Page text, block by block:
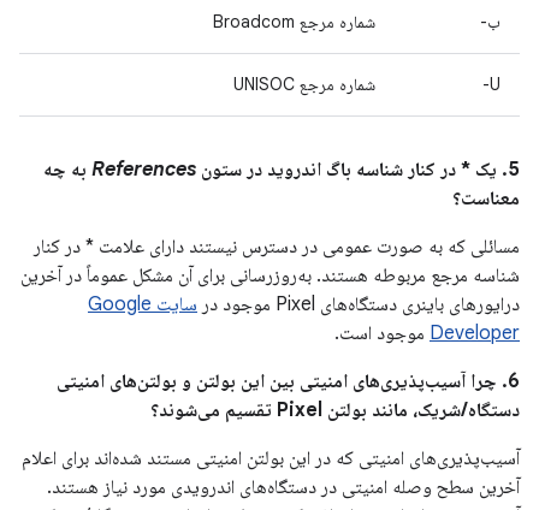
ب- شماره مرجع Broadcom
U- شماره مرجع UNISOC
5. یک * در کنار شناسه باگ اندروید در ستون References به چه
معناست؟
مسائلی که به صورت عمومی در دسترس نیستند دارای علامت * در کنار
شناسه مرجع مربوطه هستند. به‌روزرسانی برای آن مشکل عموماً در آخرین
درایورهای باینری دستگاه‌های Pixel موجود در
سایت Google
Developer موجود است.
6. چرا آسیب‌پذیری‌های امنیتی بین این بولتن و بولتن‌های امنیتی
دستگاه/شریک، مانند بولتن Pixel تقسیم می‌شوند؟
آسیب‌پذیری‌های امنیتی که در این بولتن امنیتی مستند شده‌اند برای اعلام
آخرین سطح وصله امنیتی در دستگاه‌های اندرویدی مورد نیاز هستند.